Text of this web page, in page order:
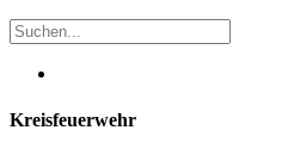
Kreisfeuerwehr